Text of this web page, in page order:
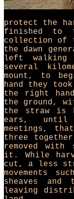
protect the
finished to
collection of
the dawn
left walking
several
mount, to
hand they
the right
the ground,
the straw is
ears, until
meetings,
three
removed
it. While
cut, a less
movements
sheaves
leaving